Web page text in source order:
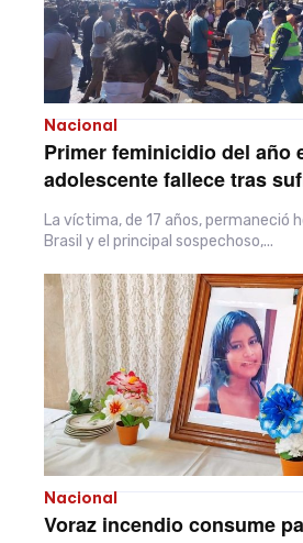
Nacional
Primer feminicidio del año
adolescente fallece tras
La víctima, de 17 años, permaneció
Brasil y el principal sospechoso,...
Nacional
Voraz incendio consume